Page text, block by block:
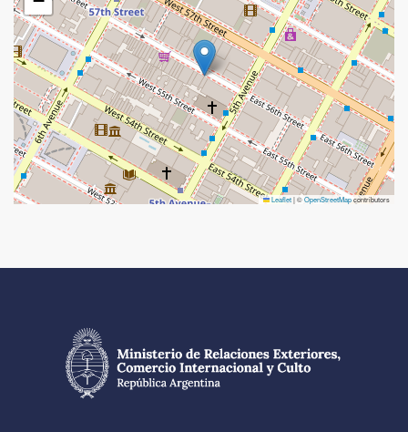
Leaflet|©OpenStreetMapcontributors